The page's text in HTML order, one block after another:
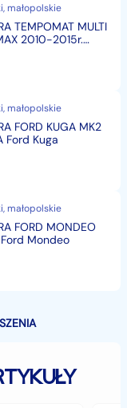
małopolskie
TEMPOMAT MULTI
2010-2015r.
małopolskie
FORD KUGA MK2
Ford Kuga
małopolskie
FORD MONDEO
Mondeo